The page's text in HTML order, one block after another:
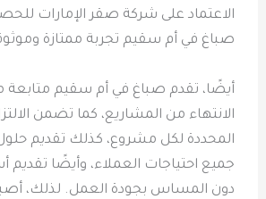
الاعتماد على شركة صقر الإمارات
صباغ في أم سقيم تجربة ممتازة
أيضًا، تقدم صباغ في أم سقيم
الانتهاء من المشاريع، كما تضمن
المحددة لكل مشروع، كذلك تقديم حلول
جميع احتياجات العملاء، وأيضًا تقديم
دون المساس بجودة العمل. لذلك،